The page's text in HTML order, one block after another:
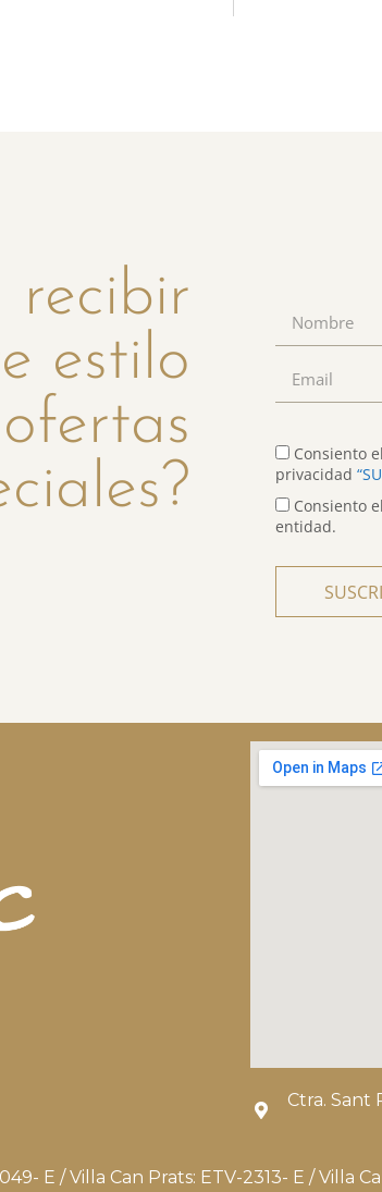
recibir
estilo
Consiento
privacidad
Consiento
entidad.
Ctra. Sant
E / Villa Can Prats: ETV-2313- E / Villa